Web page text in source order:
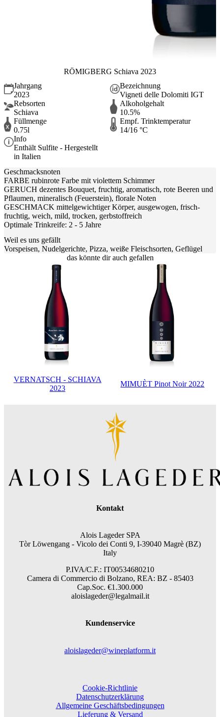
RÖMIGBERG Schiava 2023
Jahrgang
2023
Bezeichnung
Vigneti delle Dolomiti IGT
Rebsorten
Schiava
Alkoholgehalt
10.5%
Füllmenge
0.75l
Empf. Trinktemperatur
14/16 °C
Info
Enthält Sulfite - Hergestellt
in Italien
Geschmacksnoten
FARBE rubinrote Farbe mit violettem Schimmer
GERUCH dezentes Bouquet, fruchtig, aromatisch, rote Beeren und
Pflaumen, mineralisch (Feuerstein), florale Noten
GESCHMACK mittelgewichtiger Körper, ausgewogen, frisch-
fruchtig, weich, mild, trocken, gerbstoffreich
Optimale Trinkreife: 2 - 5 Jahre
Weil es uns gefällt
Vorspeisen, Nudelgerichte, Pizza, weiße Fleischsorten, Geflügel
das könnte dir auch gefallen
VERNATSCH - SCHIAVA
2023
MIMUÈT Pinot Noir 2022
Kontakt
Alois Lageder SPA
Tòr Löwengang - Vicolo dei Conti 9, I-39040 Magrè (BZ)
Italy
P.IVA/C.F.: IT00534680210
Camera di Commercio di Bolzano, REA: BZ - 85403
Cap.Soc. €1.300.000
aloislageder@legalmail.it
Kundenservice
aloislageder@wineplatform.it
Cookie-Richtlinie
Datenschutzerklärung
Allgemeine Geschäftsbedingungen
Lieferung & Versand